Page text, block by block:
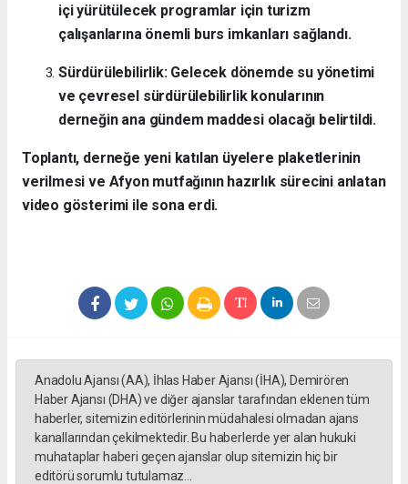
içi yürütülecek programlar için turizm
çalışanlarına önemli burs imkanları sağlandı.
Sürdürülebilirlik: Gelecek dönemde su yönetimi
ve çevresel sürdürülebilirlik konularının
derneğin ana gündem maddesi olacağı belirtildi.
Toplantı, derneğe yeni katılan üyelere plaketlerinin
verilmesi ve Afyon mutfağının hazırlık sürecini anlatan
video gösterimi ile sona erdi.
Anadolu Ajansı (AA), İhlas Haber Ajansı (İHA), Demirören
Haber Ajansı (DHA) ve diğer ajanslar tarafından eklenen tüm
haberler, sitemizin editörlerinin müdahalesi olmadan ajans
kanallarından çekilmektedir. Bu haberlerde yer alan hukuki
muhataplar haberi geçen ajanslar olup sitemizin hiç bir
editörü sorumlu tutulamaz...